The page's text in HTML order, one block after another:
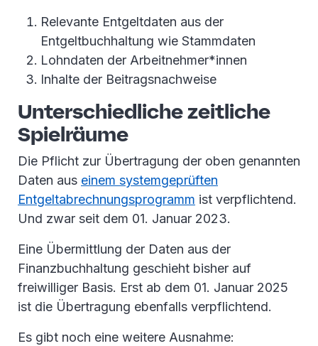
Relevante Entgeltdaten aus der
Entgeltbuchhaltung wie Stammdaten
Lohndaten der Arbeitnehmer*innen
Inhalte der Beitragsnachweise
Unterschiedliche zeitliche
Spielräume
Die Pflicht zur Übertragung der oben genannten
Daten aus einem systemgeprüften
Entgeltabrechnungsprogramm ist verpflichtend.
Und zwar seit dem 01. Januar 2023.
Eine Übermittlung der Daten aus der
Finanzbuchhaltung geschieht bisher auf
freiwilliger Basis. Erst ab dem 01. Januar 2025
ist die Übertragung ebenfalls verpflichtend.
Es gibt noch eine weitere Ausnahme: